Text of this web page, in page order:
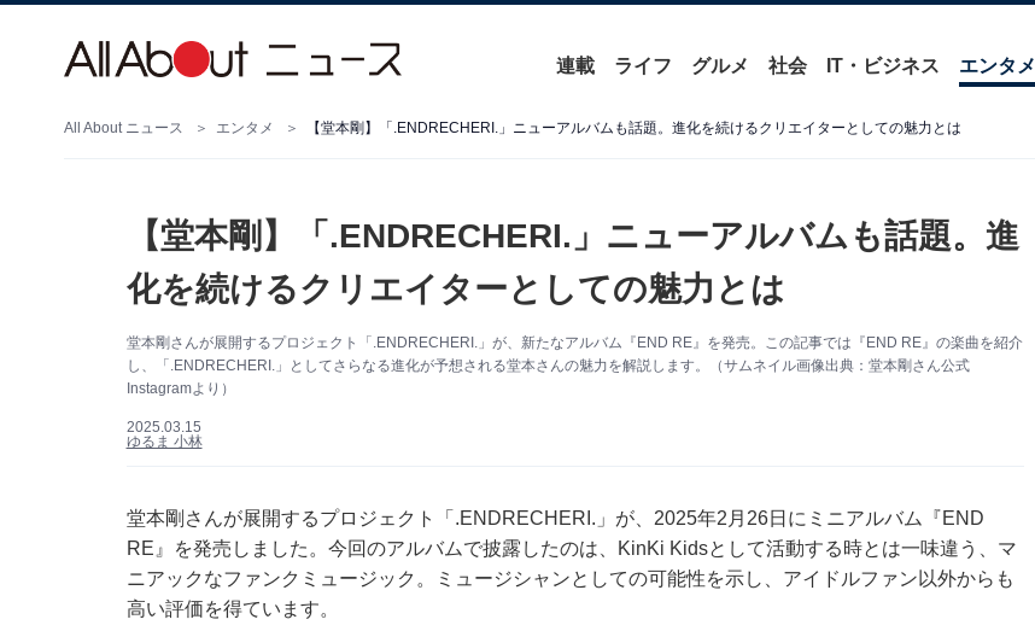
連載 ライフ グルメ 社会 IT・ビジネス エンタメ
All About ニュース エンタメ 【堂本剛】「.ENDRECHERI.」ニューアルバムも話題。進化を続けるクリエイターとしての魅力とは
【堂本剛】「.ENDRECHERI.」ニューアルバムも話題。進
化を続けるクリエイターとしての魅力とは
堂本剛さんが展開するプロジェクト「.ENDRECHERI.」が、新たなアルバム『END RE』を発売。この記事では『END RE』の楽曲を紹介
し、「.ENDRECHERI.」としてさらなる進化が予想される堂本さんの魅力を解説します。（サムネイル画像出典：堂本剛さん公式
Instagramより）
2025.03.15
ゆるま 小林
堂本剛さんが展開するプロジェクト「.ENDRECHERI.」が、2025年2月26日にミニアルバム『END
RE』を発売しました。今回のアルバムで披露したのは、KinKi Kidsとして活動する時とは一味違う、マ
ニアックなファンクミュージック。ミュージシャンとしての可能性を示し、アイドルファン以外からも
高い評価を得ています。